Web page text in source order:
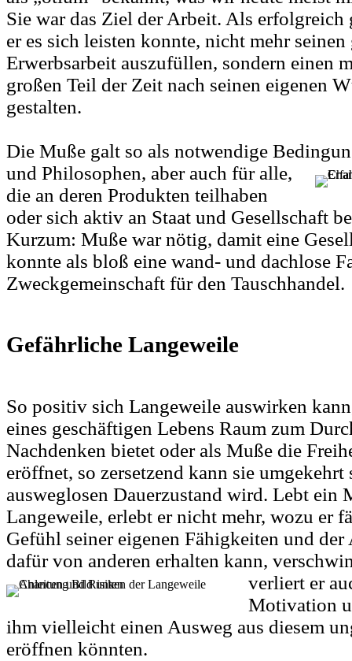
Sie war das Ziel der Arbeit. Als erfolgreich
er es sich leisten konnte, nicht mehr seinen
Erwerbsarbeit auszufüllen, sondern einen
großen Teil der Zeit nach seinen eigenen
gestalten.
Die Muße galt so als notwendige
und Philosophen, aber auch für alle,
die an deren Produkten teilhaben
oder sich aktiv an Staat und Gesellschaft
Kurzum: Muße war nötig, damit eine
konnte als bloß eine wand- und dachlose
Zweckgemeinschaft für den Tauschhandel.
Gefährliche Langeweile
So positiv sich Langeweile auswirken
eines geschäftigen Lebens Raum zum
Nachdenken bietet oder als Muße die
eröffnet, so zersetzend kann sie umgekehrt
ausweglosen Dauerzustand wird. Lebt ein
Langeweile, erlebt er nicht mehr, wozu er
Gefühl seiner eigenen Fähigkeiten und
dafür von anderen erhalten kann,
verliert er
Motivation
ihm vielleicht einen Ausweg aus diesem
eröffnen könnten.